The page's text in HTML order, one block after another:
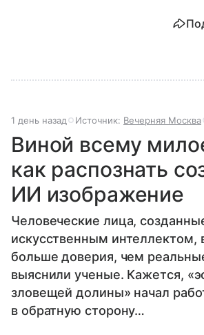
1 день назад Источник: Вечерняя Москва
Виной всему
как распознать
ИИ изображение
Человеческие лица,
искусственным интеллектом,
больше доверия, чем
выяснили ученые. Кажется,
зловещей долины» начал
в обратную сторону…